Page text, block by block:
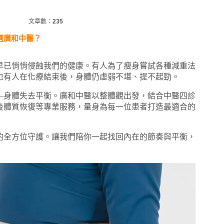
文章數： 235
廣和中醫？
悄悄侵蝕我們的健康。有人為了瘦身嘗試各種減重法
人在化療結束後，身體仍虛弱不堪、提不起勁。
體失去平衡。廣和中醫以整體觀出發，結合中醫四診
質恢復等專業服務，量身為每一位患者打造最適合的
方位守護。讓我們陪你一起找回內在的節奏與平衡，